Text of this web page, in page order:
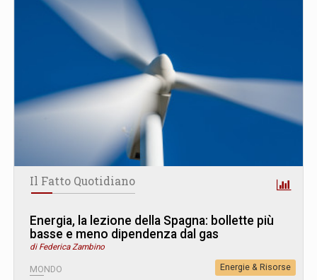
Il Fatto Quotidiano
Energia, la lezione della Spagna: bollette più
basse e meno dipendenza dal gas
di Federica Zambino
MONDO Energie & Risorse